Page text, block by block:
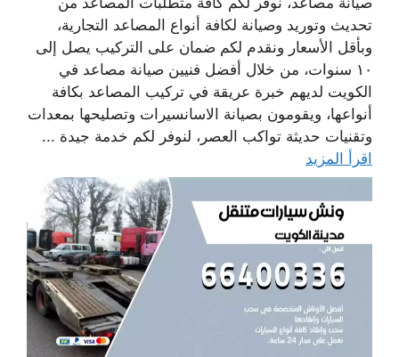
تحديث وتوريد وصيانة لكافة أنواع المصاعد التجارية،
وبأقل الأسعار ونقدم لكم ضمان على التركيب يصل إلى
١٠ سنوات، من خلال أفضل فنيين صيانة مصاعد في
الكويت لديهم خبرة عريقة في تركيب المصاعد بكافة
أنواعها، ويقومون بصيانة الاسانسيرات وتصليحها بمعدات
وتقنيات حديثة تواكب العصر، لنوفر لكم خدمة جيدة ...
اقرأ المزيد